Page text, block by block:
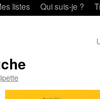
listes Qui suis-je ?